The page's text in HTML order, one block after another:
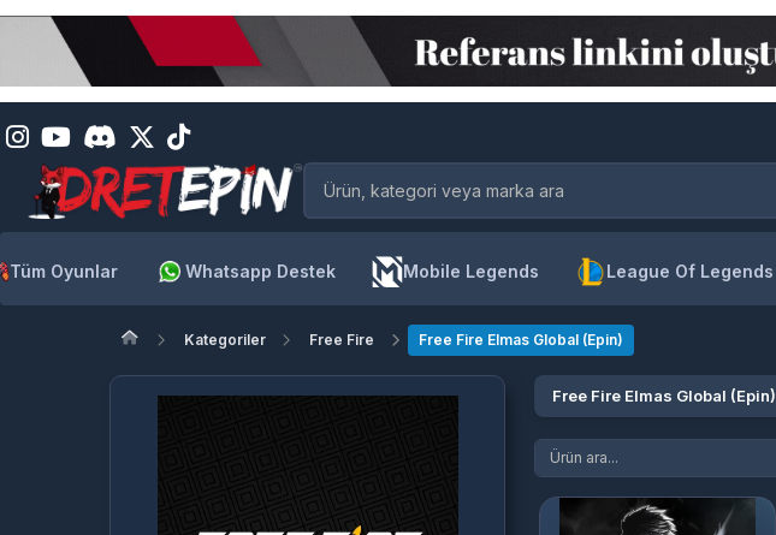
Tüm Oyunlar Whatsapp Destek Mobile Legends League Of Legends
Kategoriler Free Fire Free Fire Elmas Global (Epin)
Free Fire Elmas Global (Epin)